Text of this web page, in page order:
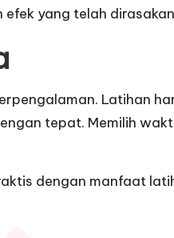
yang telah
Latihan
tepat. Memilih
dengan manfaat